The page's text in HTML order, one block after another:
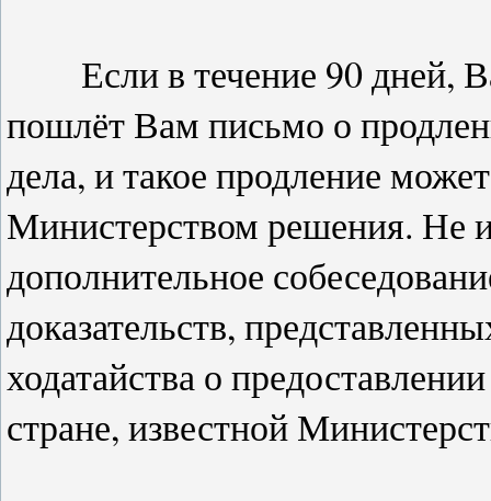
Если в течение 90 дней,
пошлёт Вам письмо о
дела, и такое продление
Министерством решения. Не
дополнительное
доказательств,
ходатайства о
стране, известной